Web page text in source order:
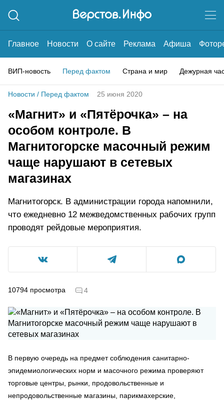
Главное Новости О сайте Реклама Афиша
ВИП-новость Перед фактом Страна и мир Дежурная
Новости / Перед фактом 25 июня 2020
«Магнит» и «Пятёрочка» – на
особом контроле. В
Магнитогорске масочный режим
чаще нарушают в сетевых
магазинах
Магнитогорск. В администрации города напомнили,
что ежедневно 12 межведомственных рабочих групп
проводят рейдовые мероприятия.
10794 просмотра 4
В первую очередь на предмет соблюдения санитарно-
эпидемиологических норм и масочного режима проверяют
торговые центры, рынки, продовольственные и
непродовольственные магазины, парикмахерские,